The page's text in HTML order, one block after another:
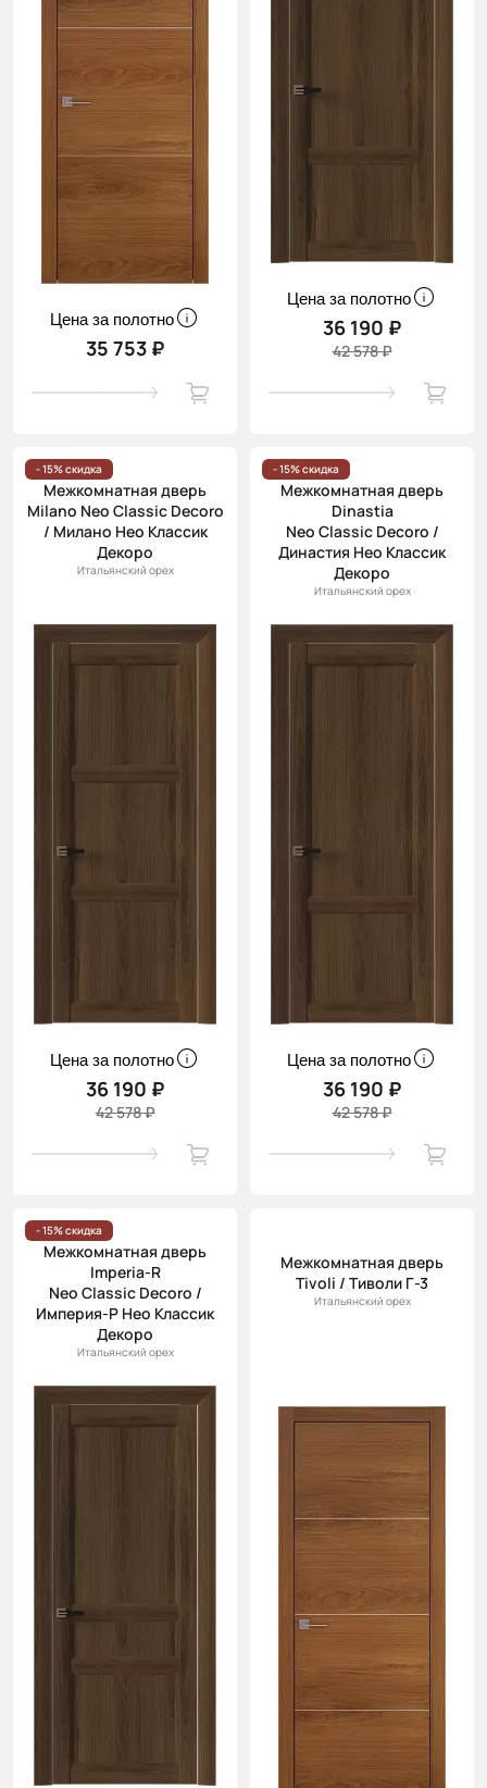
Цена за полотно
35 753 ₽
Цена за полотно
36 190 ₽
42 578 ₽
- 15% скидка
Межкомнатная дверь
Milano Neo Classic Decoro
/ Милано Нео Классик
Декоро
Итальянский орех
Цена за полотно
36 190 ₽
42 578 ₽
- 15% скидка
Межкомнатная дверь
Dinastia
Neo Classic Decoro /
Династия Нео Классик
Декоро
Итальянский орех
Цена за полотно
36 190 ₽
42 578 ₽
- 15% скидка
Межкомнатная дверь
Imperia-R
Neo Classic Decoro /
Империя-Р Нео Классик
Декоро
Итальянский орех
Межкомнатная дверь
Tivoli / Тиволи Г-3
Итальянский орех